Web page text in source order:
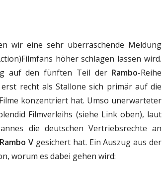
wir eine sehr überraschende Meldung
höher schlagen lassen wird.
auf den fünften Teil der Rambo-Reihe
recht als Stallone sich primär auf die
konzentriert hat. Umso unerwarteter
Filmverleihs (siehe Link oben), laut
die deutschen Vertriebsrechte an
Rambo Vgesichert hat. Ein Auszug aus der
worum es dabei gehen wird: